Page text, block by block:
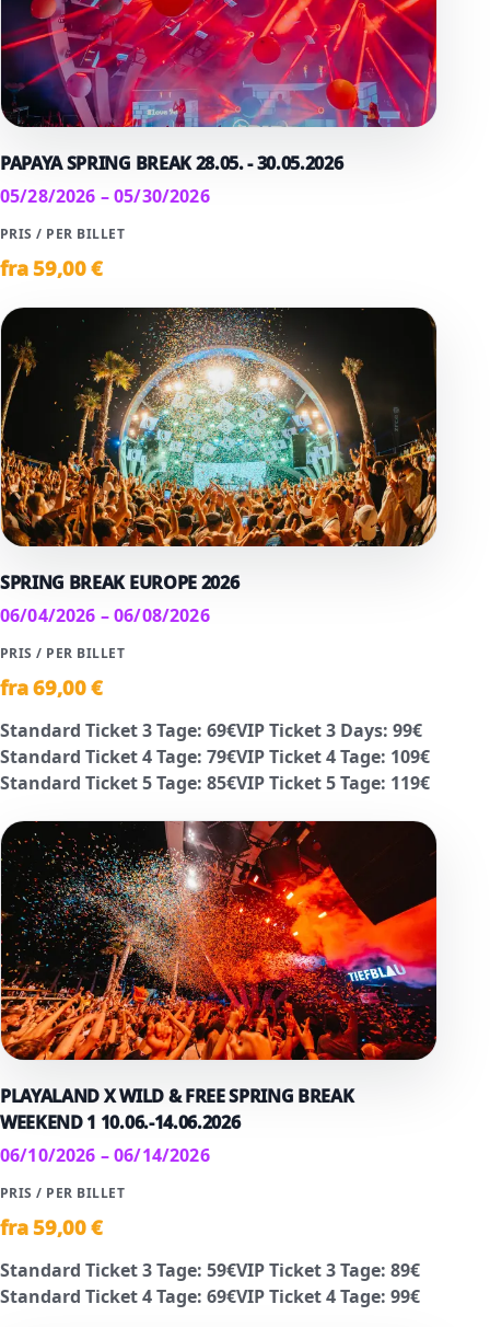
PAPAYA SPRING BREAK 28.05. - 30.05.2026
05/28/2026 – 05/30/2026
PRIS / PER BILLET
fra 59,00 €
SPRING BREAK EUROPE 2026
06/04/2026 – 06/08/2026
PRIS / PER BILLET
fra69,00 €
Standard Ticket 3 Tage: 69€VIP Ticket 3 Days: 99€
Standard Ticket 4 Tage: 79€VIP Ticket 4 Tage: 109€
Standard Ticket 5 Tage: 85€VIP Ticket 5 Tage: 119€
PLAYALAND X WILD & FREE SPRING BREAK
WEEKEND 1 10.06.-14.06.2026
06/10/2026 – 06/14/2026
PRIS / PER BILLET
fra 59,00 €
Standard Ticket 3 Tage: 59€VIP Ticket 3 Tage: 89€
Standard Ticket 4 Tage: 69€VIP Ticket 4 Tage: 99€